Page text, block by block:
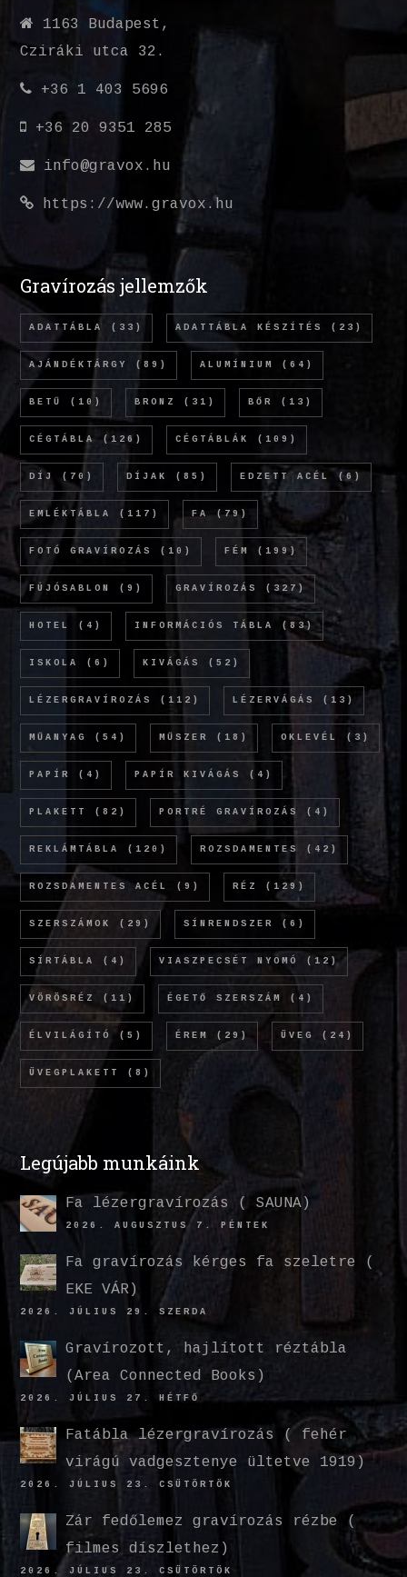
1163 Budapest,
Cziráki utca 32.
+36 1 403 5696
+36 20 9351 285
info@gravox.hu
https://www.gravox.hu
Gravírozás jellemzők
ADATTÁBLA (33) ADATTÁBLA KÉSZÍTÉS (23)
AJÁNDÉKTÁRGY (89) ALUMÍNIUM (64)
BETŰ (10) BRONZ (31) BŐR (13)
CÉGTÁBLA (126) CÉGTÁBLÁK (109)
DÍJ (70) DÍJAK (85) EDZETT ACÉL (6)
EMLÉKTÁBLA (117) FA (79)
FOTÓ GRAVÍROZÁS (10) FÉM (199)
FÚJÓSABLON (9) GRAVÍROZÁS (327)
HOTEL (4) INFORMÁCIÓS TÁBLA (83)
ISKOLA (6) KIVÁGÁS (52)
LÉZERGRAVÍROZÁS (112) LÉZERVÁGÁS (13)
MŰANYAG (54) MŰSZER (18) OKLEVÉL (3)
PAPÍR (4) PAPÍR KIVÁGÁS (4)
PLAKETT (82) PORTRÉ GRAVÍROZÁS (4)
REKLÁMTÁBLA (120) ROZSDAMENTES (42)
ROZSDAMENTES ACÉL (9) RÉZ (129)
SZERSZÁMOK (29) SÍNRENDSZER (6)
SÍRTÁBLA (4) VIASZPECSÉT NYOMÓ (12)
VÖRÖSRÉZ (11) ÉGETŐ SZERSZÁM (4)
ÉLVILÁGÍTÓ (5) ÉREM (29) ÜVEG (24)
ÜVEGPLAKETT (8)
Legújabb munkáink
Fa lézergravírozás ( SAUNA)
2026. AUGUSZTUS 7. PÉNTEK
Fa gravírozás kérges fa szeletre (
EKE VÁR)
2026. JÚLIUS 29. SZERDA
Gravírozott, hajlított réztábla
(Area Connected Books)
2026. JÚLIUS 27. HÉTFŐ
Fatábla lézergravírozás ( fehér
virágú vadgesztenye ültetve 1919)
2026. JÚLIUS 23. CSÜTÖRTÖK
Zár fedőlemez gravírozás rézbe (
filmes díszlethez)
2026. JÚLIUS 23. CSÜTÖRTÖK